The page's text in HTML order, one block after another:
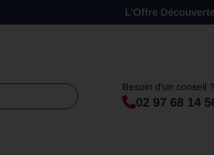
L’Offre
Besoin d'un conseil ?
02 97 68 14